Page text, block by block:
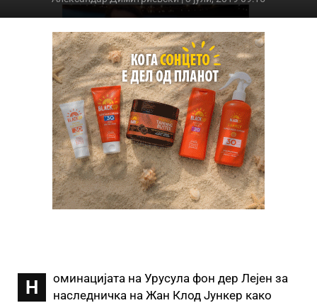
Н
оминацијата на Урусула фон дер Лејен за
наследничка на Жан Клод Јункер како